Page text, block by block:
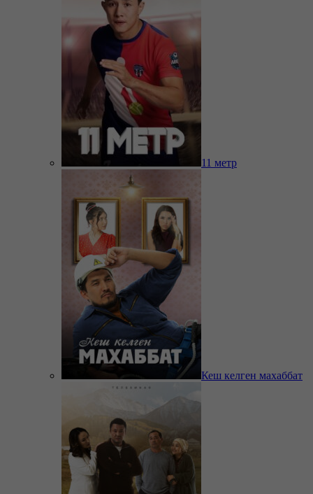
11 метр
Кеш келген махаббат